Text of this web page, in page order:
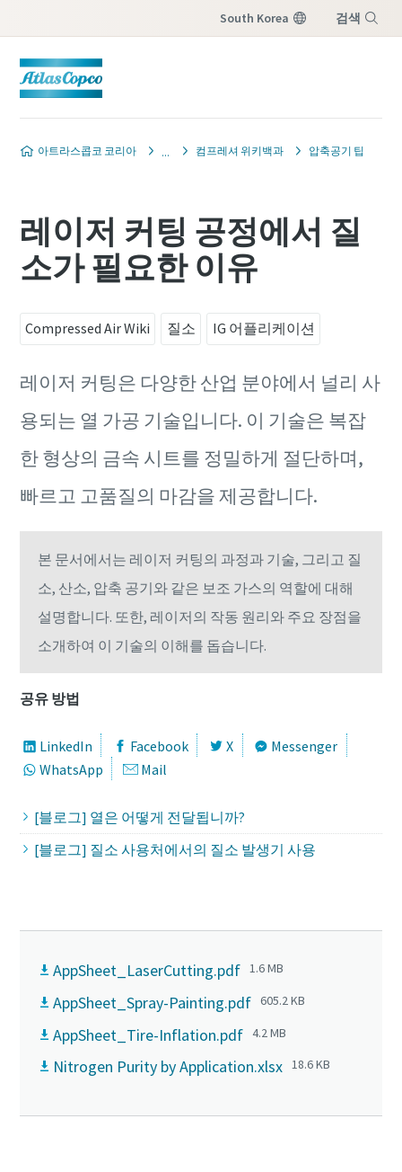
South Korea 검색
아트라스콥코 코리아 컴프레셔 위키백과 압축공기 팁
통합 계산기
VSD 컴프레서 절감 효과, 산업용 가스 단위 변환, 질소·산소
로 운영 효율성과 비용 절감 효과를 빠르게 확인해보세요.
컴프레서의 새로운 기준, Class 0 무급유식 컴
프레서
아트라스콥코의 무급유식 컴프레서는 높은 압축공기 품질
을 제공하며 효율적으로 에너지를 절감할 수 있는 혁신적
인 솔루션 제공합니다.
[e-book] 제품 가이드
습니다.
더 보기
SMARTLINK, ISO 27001로 사이버 보안 강화
SMARTLINK는 ISO 27001 인증을 통해 데이터 보호, 규정 준
수, 그리고 안전하고 신뢰할 수 있는 디지털 솔루션 제공을
레이저 커팅 공정에서 질
소가 필요한 이유
Compressed Air Wiki 질소 IG 어플리케이션
레이저 커팅은 다양한 산업 분야에서 널리 사
용되는 열 가공 기술입니다. 이 기술은 복잡
한 형상의 금속 시트를 정밀하게 절단하며,
빠르고 고품질의 마감을 제공합니다.
본 문서에서는 레이저 커팅의 과정과 기술, 그리고 질
소, 산소, 압축 공기와 같은 보조 가스의 역할에 대해
설명합니다. 또한, 레이저의 작동 원리와 주요 장점을
소개하여 이 기술의 이해를 돕습니다.
공유 방법
LinkedIn Facebook X
Messenger
WhatsApp
Mail
[블로그] 열은 어떻게 전달됩니까?
[블로그] 질소 사용처에서의 질소 발생기 사용
AppSheet_LaserCutting.pdf 1.6 MB
AppSheet_Spray-Painting.pdf 605.2 KB
AppSheet_Tire-Inflation.pdf 4.2 MB
Nitrogen Purity by Application.xlsx 18.6 KB